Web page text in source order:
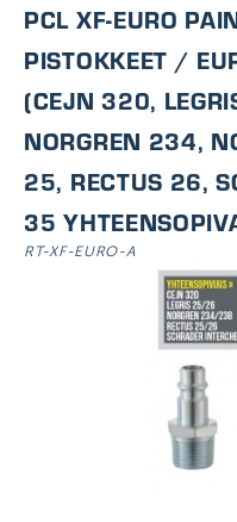
PCL XF-EURO
PISTOKKEET /
(CEJN 320,
NORGREN 234,
25, RECTUS 26,
35
RT-XF-EURO-A